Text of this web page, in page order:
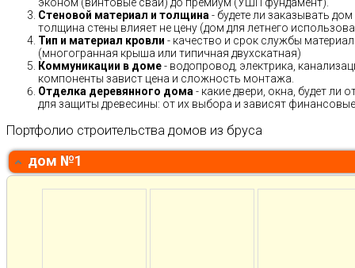
Стеновой материал и толщина - будете ли заказывать
толщина стены влияет не цену (дом для летнего
Тип и материал кровли - качество и срок службы
(многогранная крыша или типичная двухскатная)
Коммуникации в доме- водопровод, электрика,
компоненты завист цена и сложность монтажа.
Отделка деревянного дома - какие двери, окна, будет
для защиты древесины: от их выбора и зависят
Портфолио строительства домов из бруса
дом №1